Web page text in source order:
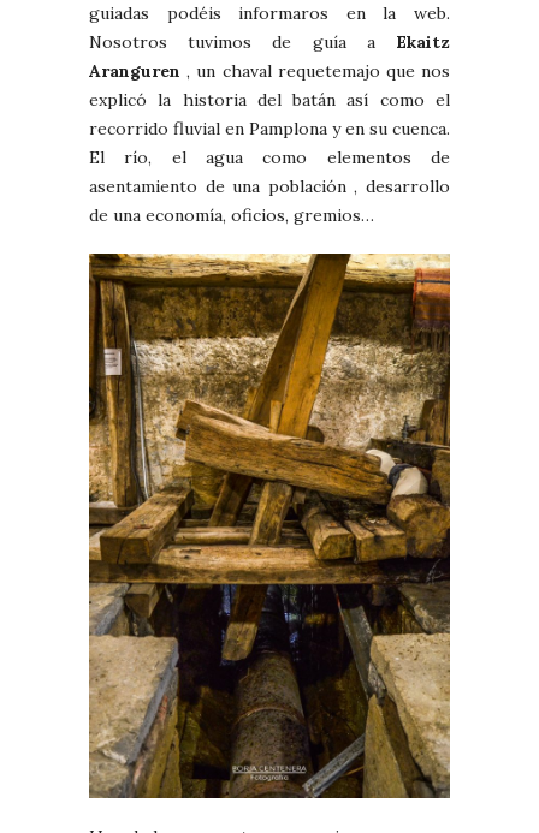
guiadas podéis informaros en la web.
Nosotros tuvimos de guía a Ekaitz
Aranguren, un chaval requetemajo que nos
explicó la historia del batán así como el
recorrido fluvial en Pamplona y en su cuenca.
El río, el agua como elementos de
asentamiento de una población , desarrollo
de una economía, oficios, gremios…